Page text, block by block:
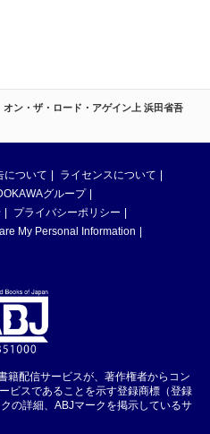
オン・ザ・ロード・アゲイン上 浜田省吾
について
ライセンスについて
グループ
プライバシーポリシー
My Personal Information
籍配信サービスが、著作権者からコン
ビスであることを示す登録商標（登録
の詳細、ABJマークを掲示しているサ